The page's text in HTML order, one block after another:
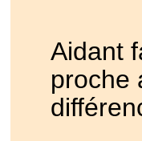
Aidant
proche